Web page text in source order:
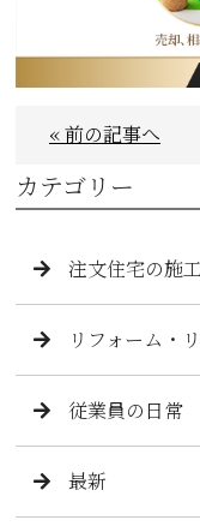
« 前の記事へ
カテゴリー
注文住宅の施
リフォーム・
従業員の日常
最新